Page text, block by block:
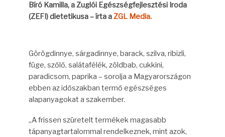
Bíró Kamilla, a Zuglói Egészségfejlesztési Iroda
(ZEFI) dietetikusa– írta aZGL Media.
Görögdinnye, sárgadinnye, barack, szilva, ribizli,
füge, szőlő, salátafélék, zöldbab, cukkini,
paradicsom, paprika – sorolja a Magyarországon
ebben az időszakban termő egészséges
alapanyagokat a szakember.
„A frissen szüretelt termékek magasabb
tápanyagtartalommal rendelkeznek, mint azok,